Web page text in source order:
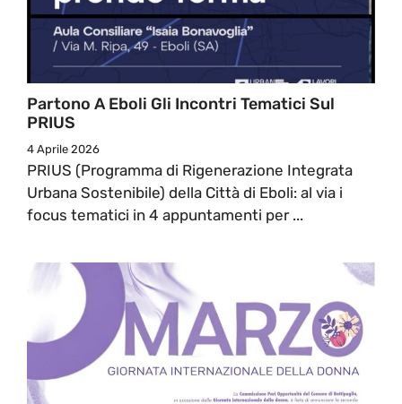
Partono A Eboli Gli Incontri Tematici Sul
PRIUS
4 Aprile 2026
PRIUS (Programma di Rigenerazione Integrata
Urbana Sostenibile) della Città di Eboli: al via i
focus tematici in 4 appuntamenti per ...